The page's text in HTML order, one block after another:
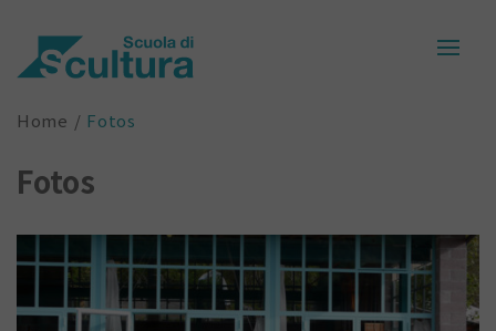
Home Fotos
Fotos